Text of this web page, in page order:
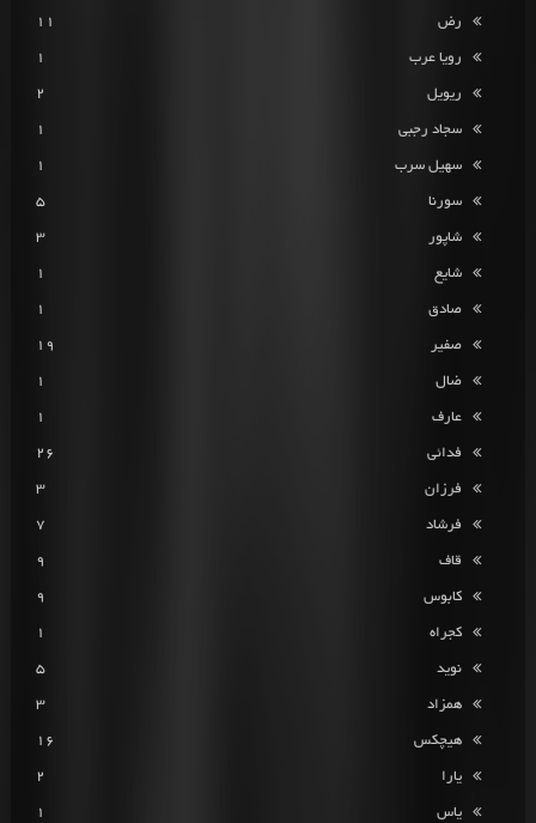
رض 11
رویا عرب 1
ریویل 2
سجاد رجبی 1
سهیل سرب 1
سورنا 5
شاپور 3
شایع 1
صادق 1
صفیر 19
ضال 1
عارف 1
فدائی 26
فرزان 3
فرشاد 7
قاف 9
کابوس 9
کجراه 1
نوید 5
همزاد 3
هیچکس 16
یارا 2
یاس 1